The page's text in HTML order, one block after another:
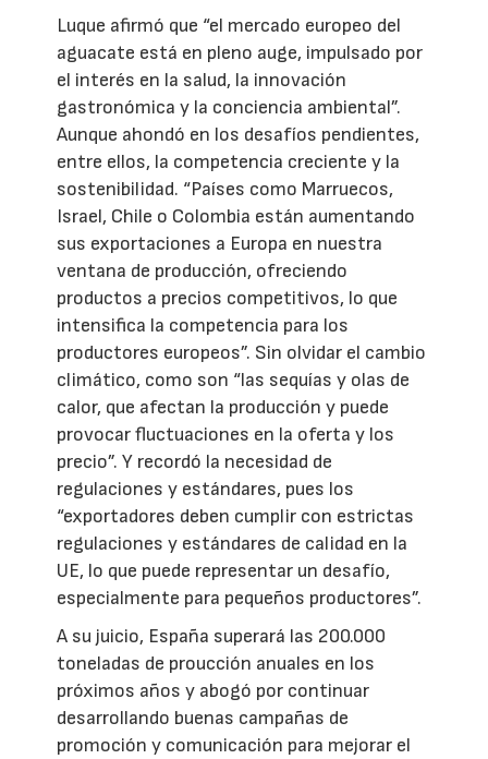
Luque afirmó que “el mercado europeo del
aguacate está en pleno auge, impulsado por
el interés en la salud, la innovación
gastronómica y la conciencia ambiental”.
Aunque ahondó en los desafíos pendientes,
entre ellos, la competencia creciente y la
sostenibilidad. “Países como Marruecos,
Israel, Chile o Colombia están aumentando
sus exportaciones a Europa en nuestra
ventana de producción, ofreciendo
productos a precios competitivos, lo que
intensifica la competencia para los
productores europeos”. Sin olvidar el cambio
climático, como son “las sequías y olas de
calor, que afectan la producción y puede
provocar fluctuaciones en la oferta y los
precio”. Y recordó la necesidad de
regulaciones y estándares, pues los
“exportadores deben cumplir con estrictas
regulaciones y estándares de calidad en la
UE, lo que puede representar un desafío,
especialmente para pequeños productores”.
A su juicio, España superará las 200.000
toneladas de proucción anuales en los
próximos años y abogó por continuar
desarrollando buenas campañas de
promoción y comunicación para mejorar el